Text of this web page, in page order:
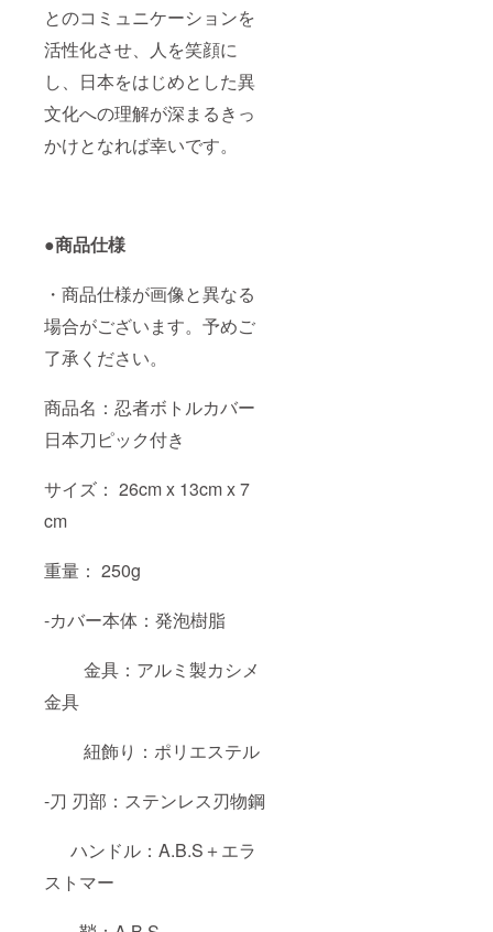
とのコミュニケーションを
活性化させ、人を笑顔に
し、日本をはじめとした異
文化への理解が深まるきっ
かけとなれば幸いです。
●商品仕様
・商品仕様が画像と異なる
場合がございます。予めご
了承ください。
商品名：忍者ボトルカバー
日本刀ピック付き
サイズ： 26cm x 13cm x 7
cm
重量： 250g
-カバー本体：発泡樹脂
金具：アルミ製カシメ
金具
紐飾り：ポリエステル
-刀 刃部：ステンレス刃物鋼
ハンドル：A.B.S＋エラ
ストマー